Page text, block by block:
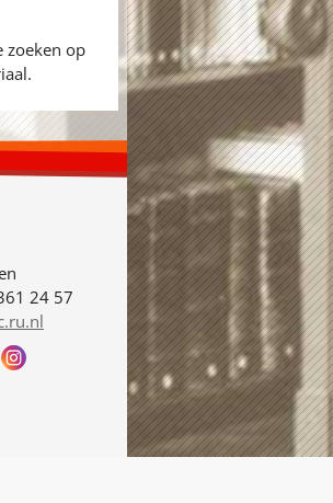
zoeken op
24 57